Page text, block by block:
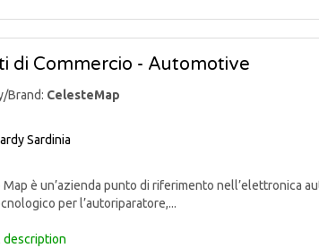
di Commercio - Automotive
Brand: CelesteMap
Sardinia
è un’azienda punto di riferimento nell’elettronica
per l’autoriparatore,...